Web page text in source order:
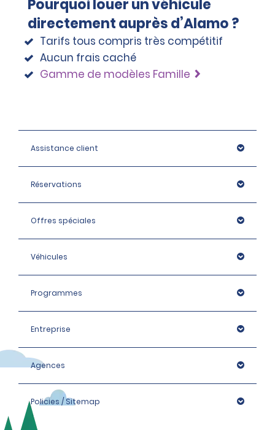
Pourquoi louer un véhicule
directement auprès d’Alamo ?
Tarifs tous compris très compétitif
Aucun frais caché
Gamme de modèles Famille
Assistance client
Réservations
Offres spéciales
Véhicules
Programmes
Entreprise
Agences
Policies / Sitemap